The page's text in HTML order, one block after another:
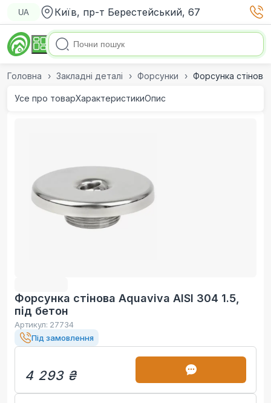
UA Київ, пр-т Берестейський, 67
Головна Закладні деталі Форсунки Форсунка стінова
Усе про товарХарактеристикиОпис
Форсунка стінова Aquaviva AISI 304 1.5,
під бетон
Артикул: 27734
Під замовлення
4 293 ₴